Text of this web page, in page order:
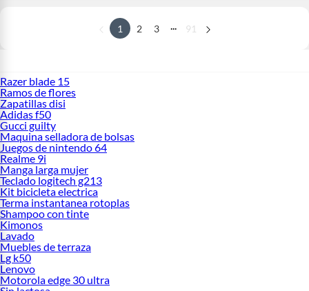
1 2 3 91
Razer blade 15
Ramos de flores
Zapatillas disi
Adidas f50
Gucci guilty
Maquina selladora de bolsas
Juegos de nintendo 64
Realme 9i
Manga larga mujer
Teclado logitech g213
Kit bicicleta electrica
Terma instantanea rotoplas
Shampoo con tinte
Kimonos
Lavado
Muebles de terraza
Lg k50
Lenovo
Motorola edge 30 ultra